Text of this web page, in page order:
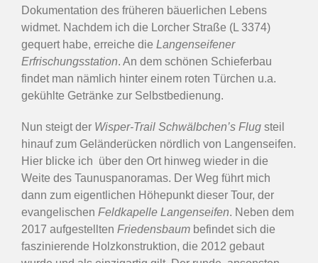
Dokumentation des früheren bäuerlichen Lebens
widmet. Nachdem ich die Lorcher Straße (L 3374)
gequert habe, erreiche die Langenseifener
Erfrischungsstation. An dem schönen Schieferbau
findet man nämlich hinter einem roten Türchen u.a.
gekühlte Getränke zur Selbstbedienung.
Nun steigt der Wisper-Trail Schwälbchen’s Flug steil
hinauf zum Geländerücken nördlich von Langenseifen.
Hier blicke ich über den Ort hinweg wieder in die
Weite des Taunuspanoramas. Der Weg führt mich
dann zum eigentlichen Höhepunkt dieser Tour, der
evangelischen Feldkapelle Langenseifen. Neben dem
2017 aufgestellten Friedensbaum befindet sich die
faszinierende Holzkonstruktion, die 2012 gebaut